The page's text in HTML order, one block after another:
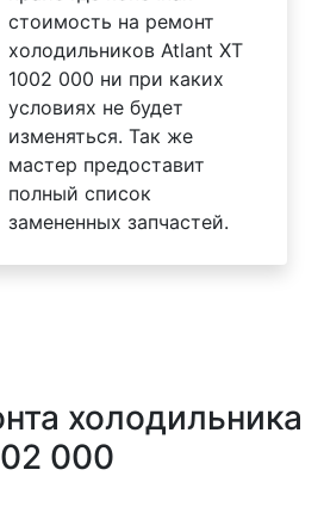
стоимость на ремонт
холодильников Atlant XT
1002 000 ни при каких
условиях не будет
изменяться. Так же
мастер предоставит
полный список
замененных запчастей.
холодильника
000